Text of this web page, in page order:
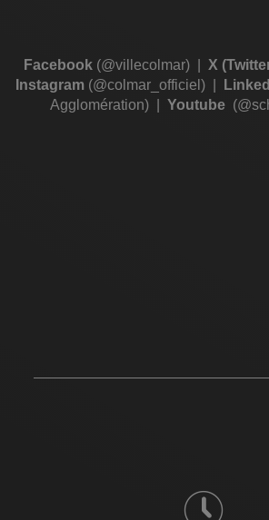
Facebook(@villecolmar)| X
Instagram (@colmar_officiel)
Agglomération)
Youtube